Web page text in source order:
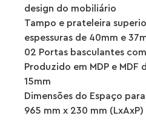
design do mobiliário
Tampo e prateleira
espessuras de 40mm e
02 Portas basculantes
Produzido em MDP e MDF
15mm
Dimensões do Espaço
965 mm x 230 mm (LxAxP)